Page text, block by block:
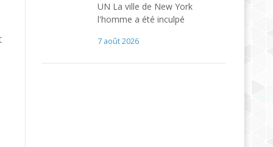
UN La ville de New York
l'homme a été inculpé
7 août 2026